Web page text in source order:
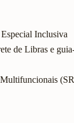
Inclusiva
de Libras e
Multifuncionais